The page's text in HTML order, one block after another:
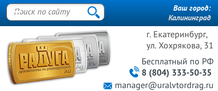
г. Екатеринбург,
ул. Хохрякова, 31
Бесплатный по РФ
8 (804) 333-50-35
manager@uralvtordrag.ru
Ваш город:
Калининград